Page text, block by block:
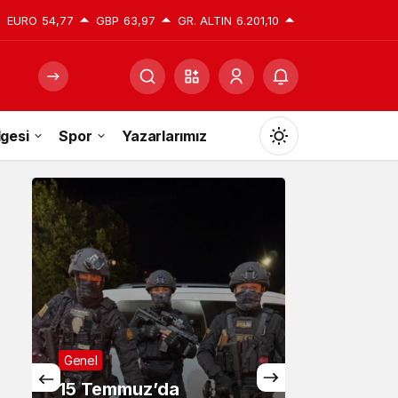
EURO 54,77 GBP 63,97 GR. ALTIN 6.201,10
Spor Yazarlarımız
Mod
değiştir
Gündüz Modu
Gündüz modunu seçin.
Gece Modu
Gece modunu seçin.